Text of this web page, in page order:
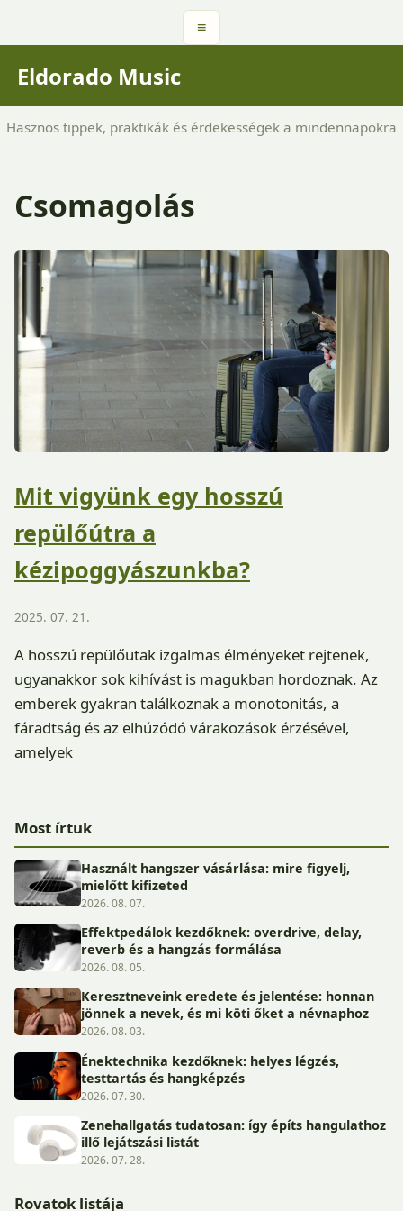
≡
Eldorado Music
Hasznos tippek, praktikák és érdekességek a mindennapokra
Csomagolás
Mit vigyünk egy hosszú
repülőútra a
kézipoggyászunkba?
2025. 07. 21.
A hosszú repülőutak izgalmas élményeket rejtenek,
ugyanakkor sok kihívást is magukban hordoznak. Az
emberek gyakran találkoznak a monotonitás, a
fáradtság és az elhúzódó várakozások érzésével,
amelyek
Most írtuk
Használt hangszer vásárlása: mire figyelj,
mielőtt kifizeted
2026. 08. 07.
Effektpedálok kezdőknek: overdrive, delay,
reverb és a hangzás formálása
2026. 08. 05.
Keresztneveink eredete és jelentése: honnan
jönnek a nevek, és mi köti őket a névnaphoz
2026. 08. 03.
Énektechnika kezdőknek: helyes légzés,
testtartás és hangképzés
2026. 07. 30.
Zenehallgatás tudatosan: így építs hangulathoz
illő lejátszási listát
2026. 07. 28.
Rovatok listája